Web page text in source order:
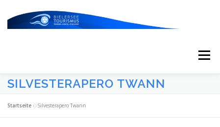
Menü
SILVESTERAPERO TWANN
Startseite »Silvesterapero Twann